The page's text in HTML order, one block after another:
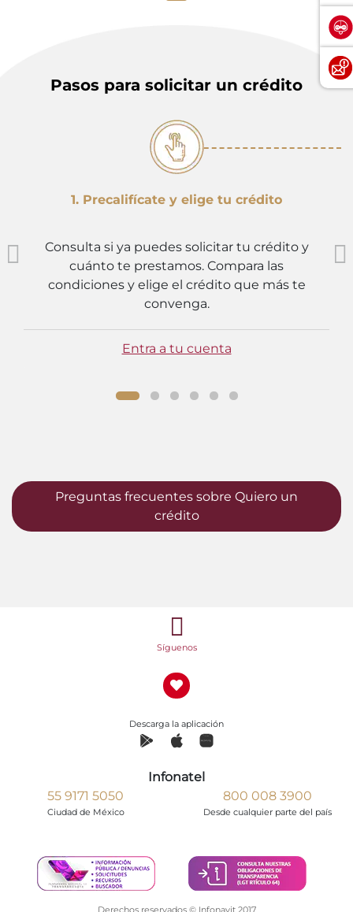
Pasos para solicitar un crédito
1. Precalifícate y elige tu crédito
Consulta si ya puedes solicitar tu crédito y
cuánto te prestamos. Compara las
condiciones y elige el crédito que más te
convenga.
Entra a tu cuenta
Preguntas frecuentes sobre Quiero un
crédito
Síguenos
Descarga la aplicación
Infonatel
55 9171 5050
Ciudad de México
800 008 3900
Desde cualquier parte del país
Derechos reservados © Infonavit 2017